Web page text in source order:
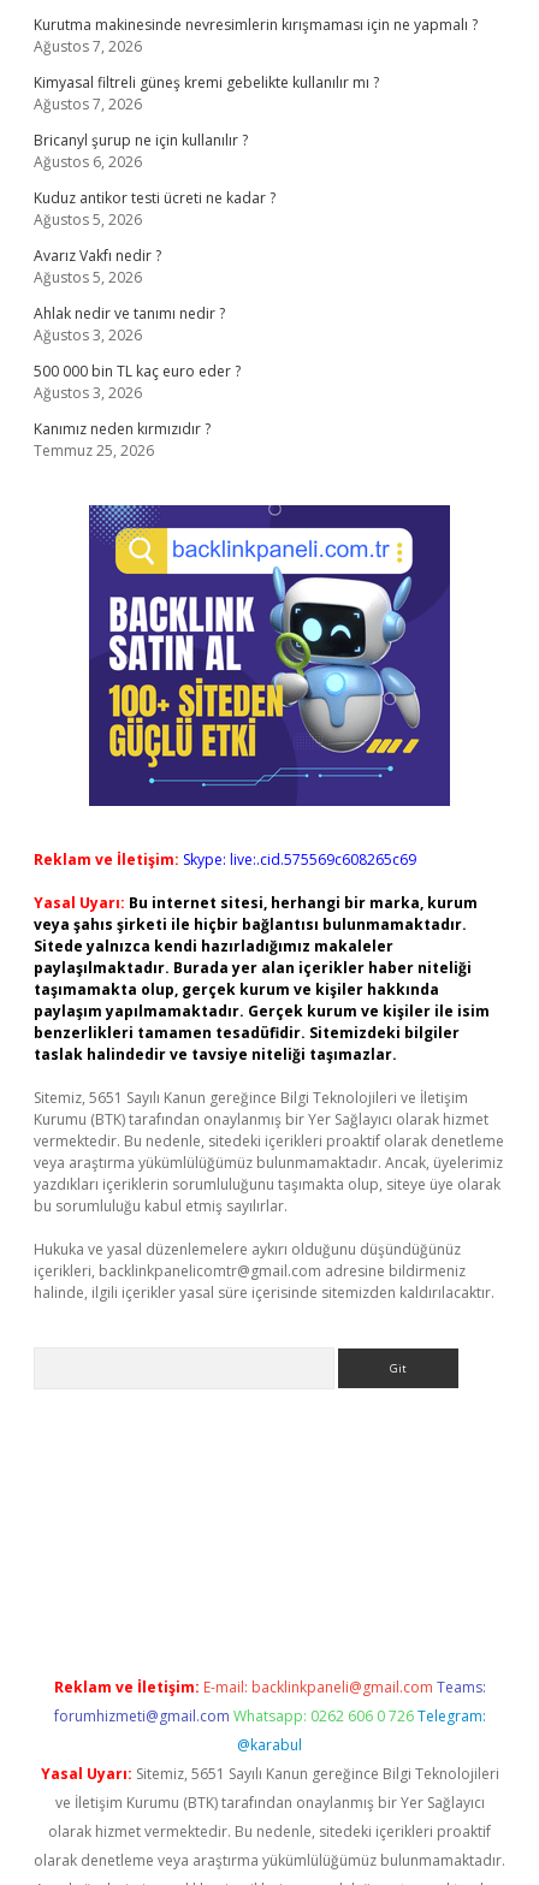
Kurutma makinesinde nevresimlerin kırışmaması için ne yapmalı ?
Ağustos 7, 2026
Kimyasal filtreli güneş kremi gebelikte kullanılır mı ?
Ağustos 7, 2026
Bricanyl şurup ne için kullanılır ?
Ağustos 6, 2026
Kuduz antikor testi ücreti ne kadar ?
Ağustos 5, 2026
Avarız Vakfı nedir ?
Ağustos 5, 2026
Ahlak nedir ve tanımı nedir ?
Ağustos 3, 2026
500 000 bin TL kaç euro eder ?
Ağustos 3, 2026
Kanımız neden kırmızıdır ?
Temmuz 25, 2026
Reklam ve İletişim: Skype: live:.cid.575569c608265c69
Yasal Uyarı: Bu internet sitesi, herhangi bir marka, kurum
veya şahıs şirketi ile hiçbir bağlantısı bulunmamaktadır.
Sitede yalnızca kendi hazırladığımız makaleler
paylaşılmaktadır. Burada yer alan içerikler haber niteliği
taşımamakta olup, gerçek kurum ve kişiler hakkında
paylaşım yapılmamaktadır. Gerçek kurum ve kişiler ile isim
benzerlikleri tamamen tesadüfidir. Sitemizdeki bilgiler
taslak halindedir ve tavsiye niteliği taşımazlar.
Sitemiz, 5651 Sayılı Kanun gereğince Bilgi Teknolojileri ve İletişim
Kurumu (BTK) tarafından onaylanmış bir Yer Sağlayıcı olarak hizmet
vermektedir. Bu nedenle, sitedeki içerikleri proaktif olarak denetleme
veya araştırma yükümlülüğümüz bulunmamaktadır. Ancak, üyelerimiz
yazdıkları içeriklerin sorumluluğunu taşımakta olup, siteye üye olarak
bu sorumluluğu kabul etmiş sayılırlar.
Hukuka ve yasal düzenlemelere aykırı olduğunu düşündüğünüz
içerikleri, backlinkpanelicomtr@gmail.com adresine bildirmeniz
halinde, ilgili içerikler yasal süre içerisinde sitemizden kaldırılacaktır.
Reklam ve İletişim: E-mail: backlinkpaneli@gmail.com Teams:
forumhizmeti@gmail.com Whatsapp: 0262 606 0 726 Telegram:
@karabul
Yasal Uyarı: Sitemiz, 5651 Sayılı Kanun gereğince Bilgi Teknolojileri
ve İletişim Kurumu (BTK) tarafından onaylanmış bir Yer Sağlayıcı
olarak hizmet vermektedir. Bu nedenle, sitedeki içerikleri proaktif
olarak denetleme veya araştırma yükümlülüğümüz bulunmamaktadır.